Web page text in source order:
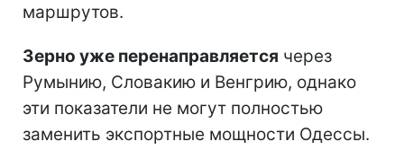
маршрутов.
Зерно уже перенаправляется через
Румынию, Словакию и Венгрию, однако
эти показатели не могут полностью
заменить экспортные мощности Одессы.